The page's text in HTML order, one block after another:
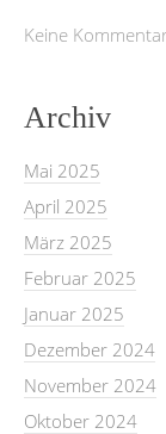
Keine
Archiv
Mai 2025
April 2025
März 2025
Februar 2025
Januar 2025
Dezember 2024
November 2024
Oktober 2024